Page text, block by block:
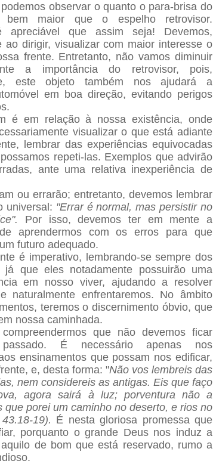
observar o quanto o para-brisa do
bem maior que o espelho retrovisor.
apreciável que assim seja! Devemos,
ao dirigir, visualizar com maior interesse o
frente. Entretanto, não vamos diminuir
a importância do retrovisor, pois,
este objeto também nos ajudará a
em boa direção, evitando perigos
é em relação à nossa existência, onde
visualizar o que está adiante
lembrar das experiências equivocadas
repeti-las. Exemplos que advirão
ante uma relativa inexperiência de
ou errarão; entretanto, devemos lembrar
universal: "Errar é normal, mas persistir no
Por isso, devemos ter em mente a
aprendermos com os erros para que
futuro adequado.
é imperativo, lembrando-se sempre dos
já que eles notadamente possuirão uma
em nosso viver, ajudando a resolver
naturalmente enfrentaremos. No âmbito
teremos o discernimento óbvio, que
nossa caminhada.
que não devemos ficar
É necessário apenas nos
ensinamentos que possam nos edificar,
e, desta forma: "Não vos lembreis das
nem considereis as antigas. Eis que faço
agora sairá à luz; porventura não a
que porei um caminho no deserto, e rios no
19). É nesta gloriosa promessa que
porquanto o grande Deus nos induz a
de bom que está reservado, rumo a